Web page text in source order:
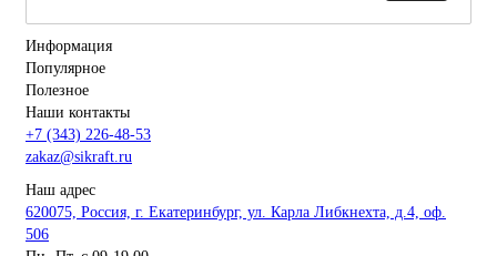
Информация
Популярное
Полезное
Наши контакты
+7 (343) 226-48-53
zakaz@sikraft.ru
Наш адрес
620075, Россия, г. Екатеринбург, ул. Карла Либкнехта, д.4, оф.
506